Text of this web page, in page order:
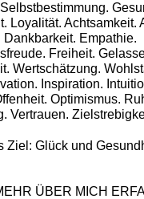
Loyalität. Achtsamkeit.
Dankbarkeit. Empathie.
Freiheit.
Wertschätzung.
Inspiration.
Optimismus.
Vertrauen.
Ziel: Glück und
ÜBER MICH